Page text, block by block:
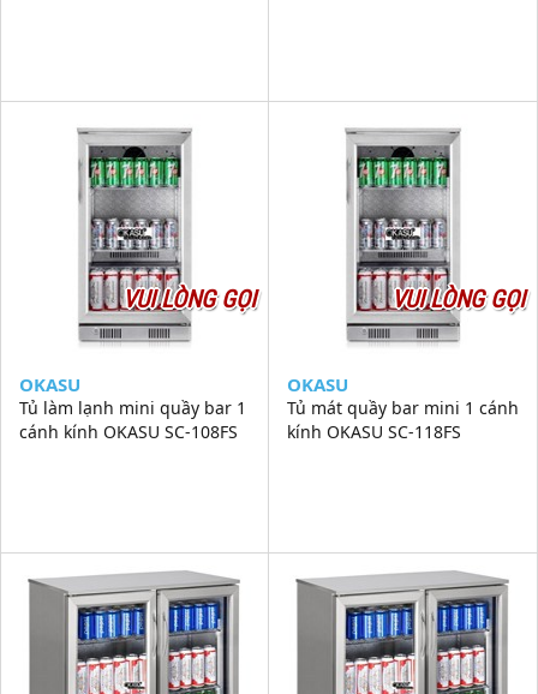
VUI LÒNG GỌI
OKASU
Tủ làm lạnh mini quầy bar 1
cánh kính OKASU SC-108FS
VUI LÒNG GỌI
OKASU
Tủ mát quầy bar mini 1 cánh
kính OKASU SC-118FS